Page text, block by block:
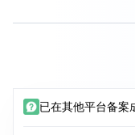
已在其他平台备案